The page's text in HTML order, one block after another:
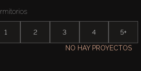
1 2 3 4 5+
NO HAY PROYECTOS